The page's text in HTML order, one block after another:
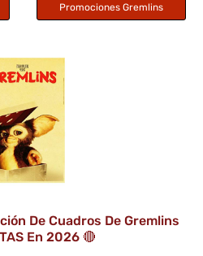
Promociones Gremlins
De Cuadros De Gremlins
En 2026 🔴